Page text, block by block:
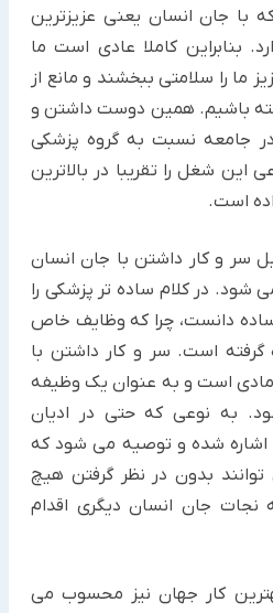
با جان انسان یعنی عزیزترین
بنابراین کاملا عادی است ما
ما را سلامتی ببخشند و مانع از
باشیم. همین دوست داشتن و
جامعه نسبت به گروه پزشکی
این شغل را تقریبا در بالاترین
است.
سر و کار داشتن با جان انسان
در کلام ساده تر پزشکی را
دانست، چرا که وظایف خاص
است. سر و کار داشتن با
مادی است و به عنوان یک وظیفه
به نوعی که حتی در ادیان
شده و توصیه می شود که
بدون در نظر گرفتن هیچ
جان انسان دیگری اقدام
کار جهان نیز محسوب می